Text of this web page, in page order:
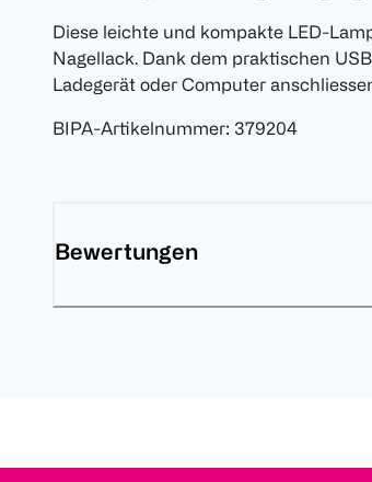
Diese leichte und kompakte LED-
Nagellack. Dank dem praktischen
Ladegerät oder Computer
BIPA-Artikelnummer: 379204
Bewertungen